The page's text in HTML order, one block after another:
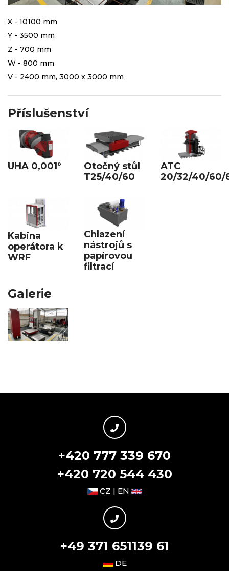
X - 10100 mm
Y - 3500 mm
Z - 700 mm
W - 800 mm
V - 2400 mm, 3000 x 3000 mm
Příslušenství
UHA 0,001°
Otočný stůl
T25/40/60
ATC
20/32/40/60/
Kabina
operátora k
WRF
Chlazení
nástrojů s
papírovou
filtrací
Galerie
+420 777 339 670
+420 720 544 430
CZ | EN
+49 371 651139 61
DE